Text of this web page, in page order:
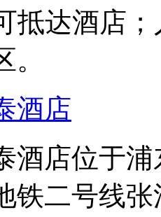
抵达酒店
酒店
酒店位于
铁二号线